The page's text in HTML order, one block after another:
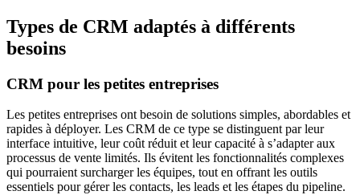
Types de CRM adaptés à différents
besoins
CRM pour les petites entreprises
Les petites entreprises ont besoin de solutions simples, abordables et
rapides à déployer. Les CRM de ce type se distinguent par leur
interface intuitive, leur coût réduit et leur capacité à s’adapter aux
processus de vente limités. Ils évitent les fonctionnalités complexes
qui pourraient surcharger les équipes, tout en offrant les outils
essentiels pour gérer les contacts, les leads et les étapes du pipeline.